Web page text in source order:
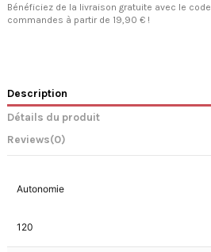
Bénéficiez de la livraison gratuite avec le code
commandes à partir de 19,90 € !
Description
Détails du produit
Reviews(0)
Autonomie
120